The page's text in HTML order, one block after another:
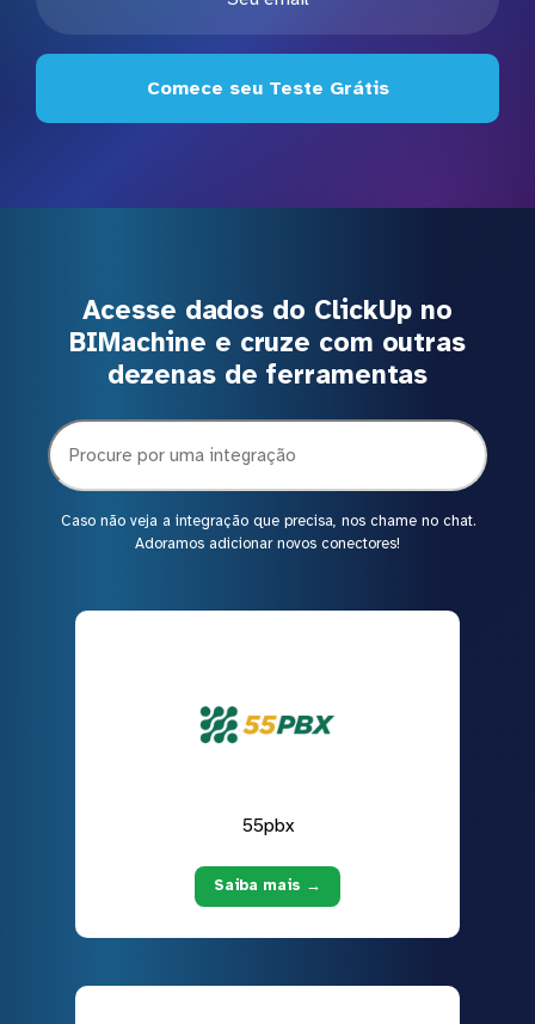
Comece seu Teste Grátis
Acesse dados do ClickUp no
BIMachine e cruze com outras
dezenas de ferramentas
Caso não veja a integração que precisa, nos chame no chat.
Adoramos adicionar novos conectores!
55pbx
Saiba mais →